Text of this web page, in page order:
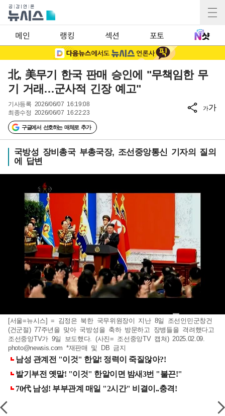
메인 랭킹 섹션 포토
北, 美무기 한국 판매 승인에 "무책임한 무
기 거래…군사적 긴장 예고"
기사등록 2026/06/07 16:19:08
최종수정 2026/06/07 16:22:23
구글에서 선호하는 매체로 추가
가가
국방성 장비총국 부총국장, 조선중앙통신 기자의 질의
에 답변
[서울=뉴시스] = 김정은 북한 국무위원장이 지난 8일 조선인민군창건
(건군절) 77주년을 맞아 국방성을 축하 방문하고 장병들을 격려했다고
조선중앙TV가 9일 보도했다. (사진= 조선중앙TV 캡쳐) 2025.02.09.
photo@newsis.com *재판매 및 DB 금지